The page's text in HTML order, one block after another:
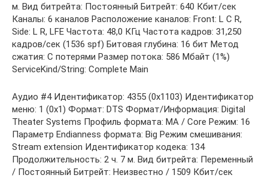
м. Вид битрейта: Постоянный Битрейт: 640 Кбит/сек
Каналы: 6 каналов Расположение каналов: Front: L C R,
Side: L R, LFE Частота: 48,0 КГц Частота кадров: 31,250
кадров/сек (1536 spf) Битовая глубина: 16 бит Метод
сжатия: С потерями Размер потока: 586 Мбайт (1%)
ServiceKind/String: Complete Main
Аудио #4 Идентификатор: 4355 (0x1103) Идентификатор
меню: 1 (0x1) Формат: DTS Формат/Информация: Digital
Theater Systems Профиль формата: MA / Core Режим: 16
Параметр Endianness формата: Big Режим смешивания:
Stream extension Идентификатор кодека: 134
Продолжительность: 2 ч. 7 м. Вид битрейта: Переменный
/ Постоянный Битрейт: Неизвестно / 1509 Кбит/сек